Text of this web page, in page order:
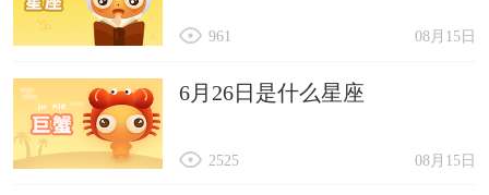
08月15日
961
6月26日是什么星座
08月15日
2525